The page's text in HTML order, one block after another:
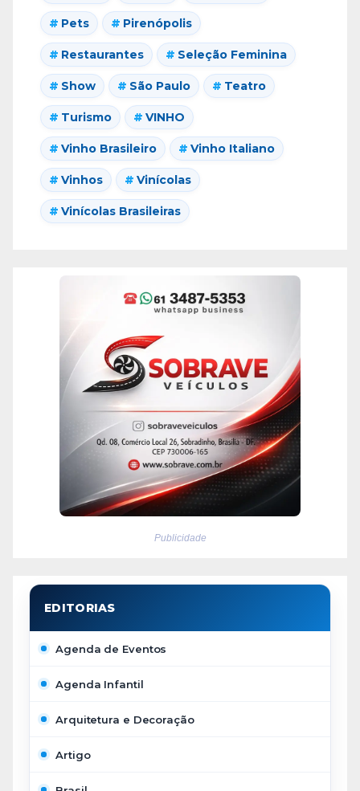
Pets Pirenópolis
Restaurantes Seleção Feminina
Show São Paulo Teatro
Turismo VINHO
Vinho Brasileiro Vinho Italiano
Vinhos Vinícolas
Vinícolas Brasileiras
Publicidade
Agenda de Eventos
Agenda Infantil
Arquitetura e Decoração
Artigo